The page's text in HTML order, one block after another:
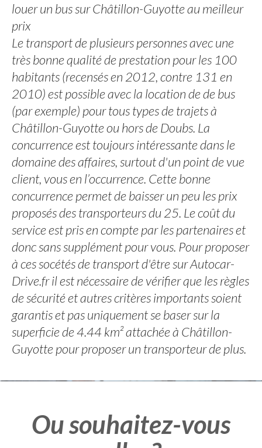
louer un bus sur Châtillon-Guyotte au meilleur
prix
Le transport de plusieurs personnes avec une
très bonne qualité de prestation pour les 100
habitants (recensés en 2012, contre 131 en
2010) est possible avec la location de de bus
(par exemple) pour tous types de trajets à
Châtillon-Guyotte ou hors de Doubs. La
concurrence est toujours intéressante dans le
domaine des affaires, surtout d'un point de vue
client, vous en l’occurrence. Cette bonne
concurrence permet de baisser un peu les prix
proposés des transporteurs du 25. Le coût du
service est pris en compte par les partenaires et
donc sans supplément pour vous. Pour proposer
à ces socétés de transport d'être sur Autocar-
Drive.fr il est nécessaire de vérifier que les règles
de sécurité et autres critères importants soient
garantis et pas uniquement se baser sur la
superficie de 4.44 km² attachée à Châtillon-
Guyotte pour proposer un transporteur de plus.
Ou souhaitez-vous